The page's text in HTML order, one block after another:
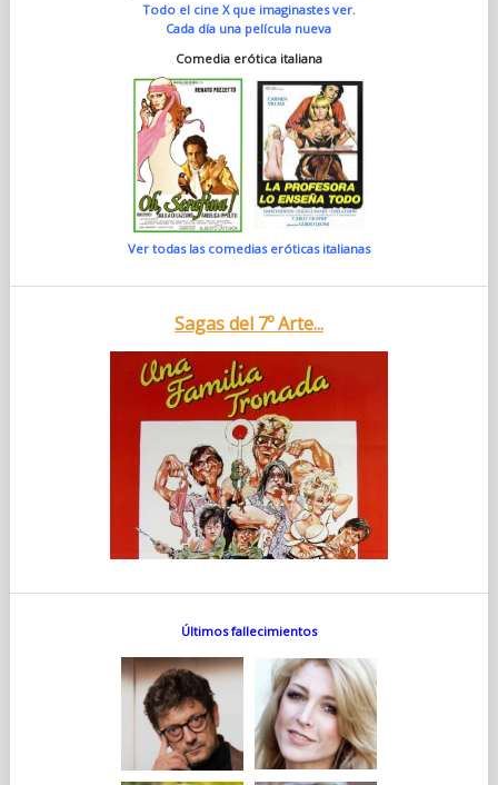
Todo el cine X que imaginastes ver.
Cada día una película nueva
Comedia erótica italiana
Ver todas las comedias eróticas italianas
Sagas del 7º Arte...
Últimos fallecimientos